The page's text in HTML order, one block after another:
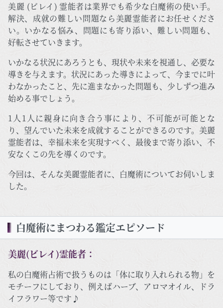
美麗 (ビレイ) 霊能者は業界でも希少な白魔術の使い手。
解決、成就の難しい問題なら美麗霊能者にお任せくださ
い。いかなる悩み、問題にも寄り添い、難しい問題も、
好転させていきます。
いかなる状況にあろうとも、現状や未来を視通し、必要な
導きを与えます。状況にあった導きによって、今までに叶
わなかったこと、先に進まなかった問題も、少しずつ進み
始める事でしょう。
1人1人に親身に向き合う事により、不可能が可能とな
り、望んでいた未来を成就することができるのです。美麗
霊能者は、幸福未来を実現すべく、最後まで寄り添い、不
安なくこの先を導くのです。
今回は、そんな美麗霊能者に、白魔術についてお伺いしま
した。
白魔術にまつわる鑑定エピソード
美麗(ビレイ)霊能者：
私の白魔術占術で扱うものは「体に取り入れられる物」を
モチーフにしており、例えばハーブ、アロマオイル、ドラ
イフラワー等です♪